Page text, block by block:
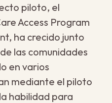
piloto, el
Access Program
ha crecido junto
las comunidades
en varios
mediante el piloto
habilidad para